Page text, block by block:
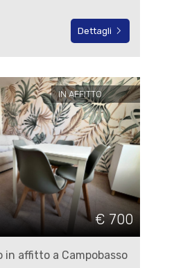
Dettagli
IN AFFITTO
€ 700
in affitto a Campobasso